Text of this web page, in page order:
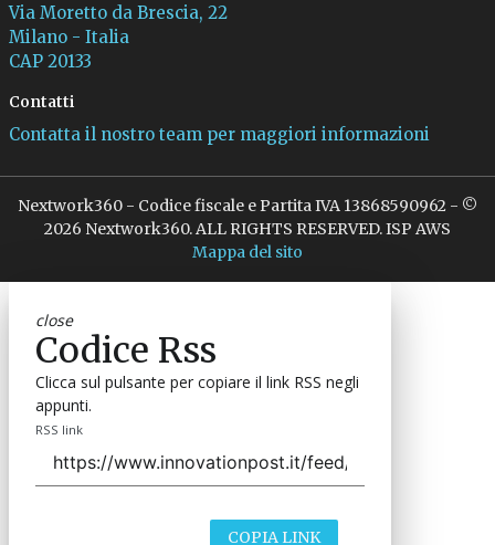
Via Moretto da Brescia, 22
Milano - Italia
CAP 20133
Contatti
Contatta il nostro team per maggiori informazioni
Nextwork360 - Codice fiscale e Partita IVA 13868590962 - ©
2026 Nextwork360. ALL RIGHTS RESERVED. ISP AWS
Mappa del sito
close
Codice Rss
Clicca sul pulsante per copiare il link RSS negli
appunti.
RSS link
COPIA LINK